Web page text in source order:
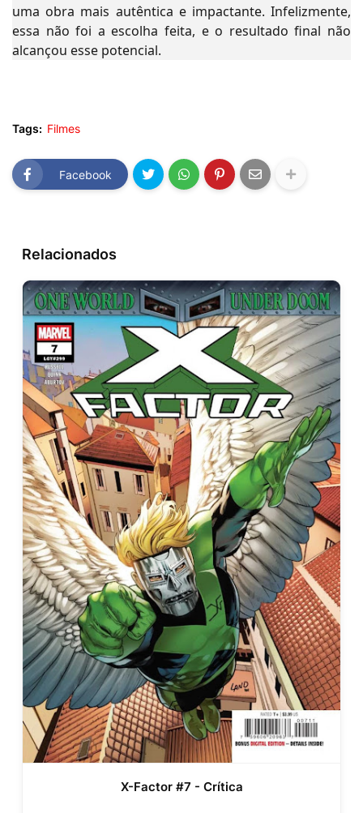
uma obra mais autêntica e impactante. Infelizmente,
essa não foi a escolha feita, e o resultado final não
alcançou esse potencial.
Tags: Filmes
Facebook
Relacionados
X-Factor #7 - Crítica